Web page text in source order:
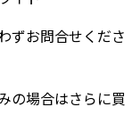
ずお問合せくださ
の場合はさらに買